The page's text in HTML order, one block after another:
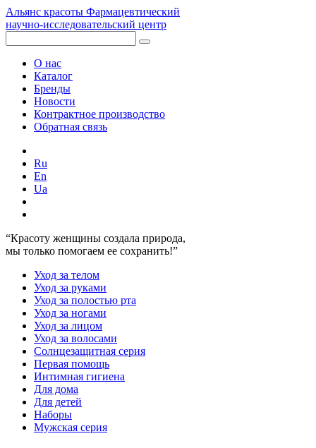
Альянс красоты Фармацевтический
научно-исследовательский центр
О нас
Каталог
Бренды
Новости
Контрактное производство
Обратная связь
Ru
En
Ua
“Красоту женщины создала природа,
мы только помогаем ее сохранить!”
Уход за телом
Уход за руками
Уход за полостью рта
Уход за ногами
Уход за лицом
Уход за волосами
Солнцезащитная серия
Первая помощь
Интимная гигиена
Для дома
Для детей
Наборы
Мужская серия